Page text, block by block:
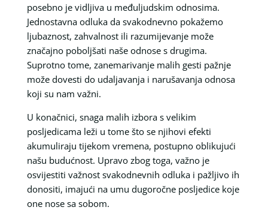
posebno je vidljiva u međuljudskim odnosima.
Jednostavna odluka da svakodnevno pokažemo
ljubaznost, zahvalnost ili razumijevanje može
značajno poboljšati naše odnose s drugima.
Suprotno tome, zanemarivanje malih gesti pažnje
može dovesti do udaljavanja i narušavanja odnosa
koji su nam važni.
U konačnici, snaga malih izbora s velikim
posljedicama leži u tome što se njihovi efekti
akumuliraju tijekom vremena, postupno oblikujući
našu budućnost. Upravo zbog toga, važno je
osvijestiti važnost svakodnevnih odluka i pažljivo ih
donositi, imajući na umu dugoročne posljedice koje
one nose sa sobom.